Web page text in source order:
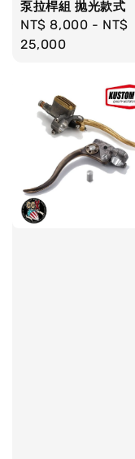
泵拉桿組 抛光款式
Regular
price
NT$ 8,000 - NT$
25,000